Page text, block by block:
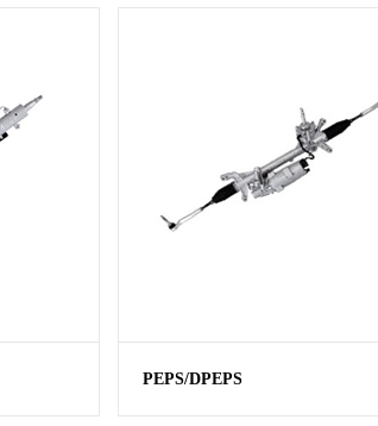
PEPS/DPEPS